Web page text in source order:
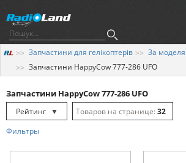
Запчастини для гелікоптерів
За
Запчастини HappyCow 777-286 UFO
Запчастини HappyCow 777-286 UFO
Рейтинг
▼
Рейтинг
32
Фильтры